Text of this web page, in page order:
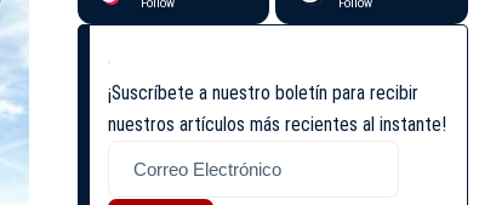
¡Suscríbete a nuestro boletín para recibir
nuestros artículos más recientes al instante!